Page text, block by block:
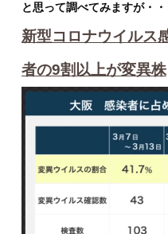
と思って調べてみますが・・
新型コロナウイルス
者の9割以上が変異株